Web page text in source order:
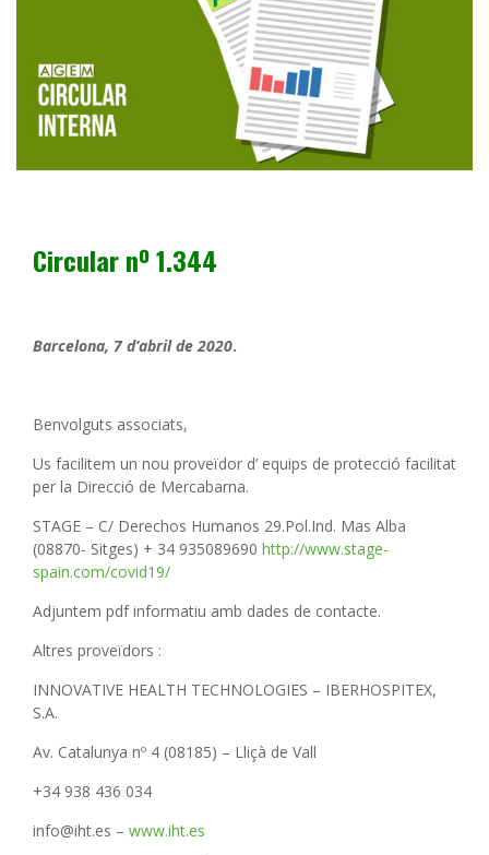
Circular nº 1.344
Barcelona, 7 d’abril de 2020.
Benvolguts associats,
Us facilitem un nou proveïdor d’ equips de protecció facilitat
per la Direcció de Mercabarna.
STAGE – C/ Derechos Humanos 29.Pol.Ind. Mas Alba
(08870- Sitges) + 34 935089690 http://www.stage-
spain.com/covid19/
Adjuntem pdf informatiu amb dades de contacte.
Altres proveïdors :
INNOVATIVE HEALTH TECHNOLOGIES – IBERHOSPITEX,
S.A.
Av. Catalunya nº 4 (08185) – Lliçà de Vall
+34 938 436 034
info@iht.es – www.iht.es